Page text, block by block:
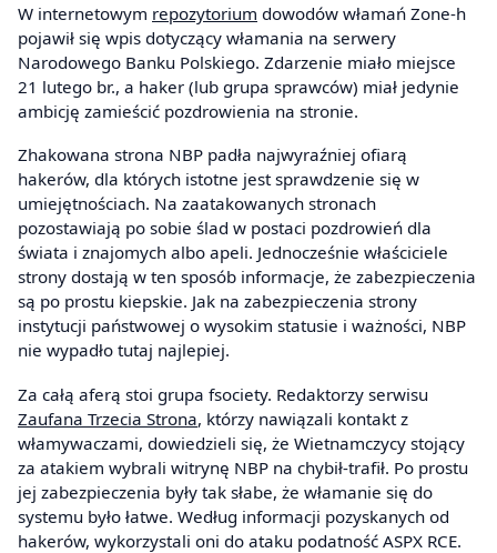
W internetowym repozytorium dowodów włamań Zone-h
pojawił się wpis dotyczący włamania na serwery
Narodowego Banku Polskiego. Zdarzenie miało miejsce
21 lutego br., a haker (lub grupa sprawców) miał jedynie
ambicję zamieścić pozdrowienia na stronie.
Zhakowana strona NBP padła najwyraźniej ofiarą
hakerów, dla których istotne jest sprawdzenie się w
umiejętnościach. Na zaatakowanych stronach
pozostawiają po sobie ślad w postaci pozdrowień dla
świata i znajomych albo apeli. Jednocześnie właściciele
strony dostają w ten sposób informacje, że zabezpieczenia
są po prostu kiepskie. Jak na zabezpieczenia strony
instytucji państwowej o wysokim statusie i ważności, NBP
nie wypadło tutaj najlepiej.
Za całą aferą stoi grupa fsociety. Redaktorzy serwisu
Zaufana Trzecia Strona, którzy nawiązali kontakt z
włamywaczami, dowiedzieli się, że Wietnamczycy stojący
za atakiem wybrali witrynę NBP na chybił-trafił. Po prostu
jej zabezpieczenia były tak słabe, że włamanie się do
systemu było łatwe. Według informacji pozyskanych od
hakerów, wykorzystali oni do ataku podatność ASPX RCE.